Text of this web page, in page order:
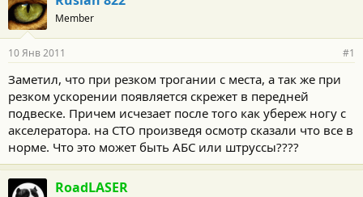
о
р
т
е
м
ы
а
н
а
а
л
а
Member
10 Янв 2011 #1
Заметил, что при резком трогании с места, а так же при
резком ускорении появляется скрежет в передней
подвеске. Причем исчезает после того как убереж ногу с
акселератора. на СТО произведя осмотр сказали что все в
норме. Что это может быть АБС или штруссы????
RoadLASER